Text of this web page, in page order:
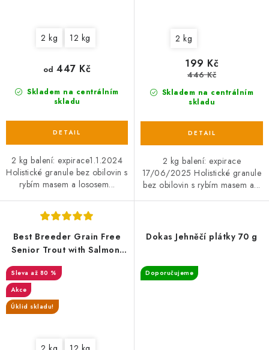
2 kg 12 kg
Skladem na centrálním
skladu
od 447 Kč
2 kg balení: expirace1.1.2024
Holistické granule bez obilovin s
rybím masem a lososem...
2 kg
Skladem na centrálním
skladu
199 Kč
446 Kč
2 kg balení: expirace
17/06/2025 Holistické granule
bez obilovin s rybím masem a...
Best Breeder Grain Free
Senior Trout with Salmon,
Sweet Potato & Asparagus
až 80 %
Akce
Úklid skladu!
Dokas Jehněčí plátky 70 g
Doporučujeme